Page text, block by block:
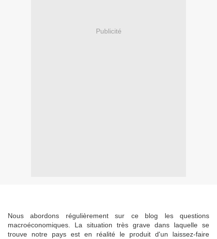
Publicité
Nous abordons régulièrement sur ce blog les questions
macroéconomiques. La situation très grave dans laquelle se
trouve notre pays est en réalité le produit d'un laissez-faire